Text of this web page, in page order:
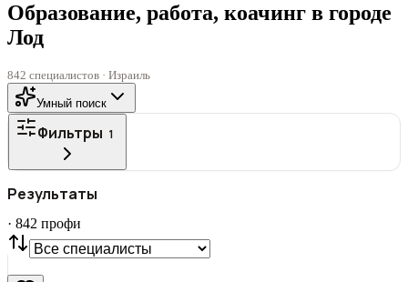
Образование, работа, коачинг в городе
Лод
842 специалистов · Израиль
Умный поиск
Фильтры 1
Все
СТАТУС
VIP С фото
Нашли
Результаты
· 842 профи